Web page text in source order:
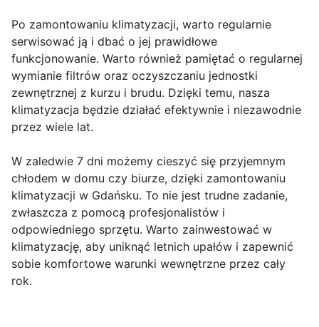
Po zamontowaniu klimatyzacji, warto regularnie
serwisować ją i dbać o jej prawidłowe
funkcjonowanie. Warto również pamiętać o regularnej
wymianie filtrów oraz oczyszczaniu jednostki
zewnętrznej z kurzu i brudu. Dzięki temu, nasza
klimatyzacja będzie działać efektywnie i niezawodnie
przez wiele lat.
W zaledwie 7 dni możemy cieszyć się przyjemnym
chłodem w domu czy biurze, dzięki zamontowaniu
klimatyzacji w Gdańsku. To nie jest trudne zadanie,
zwłaszcza z pomocą profesjonalistów i
odpowiedniego sprzętu. Warto zainwestować w
klimatyzację, aby uniknąć letnich upałów i zapewnić
sobie komfortowe warunki wewnętrzne przez cały
rok.